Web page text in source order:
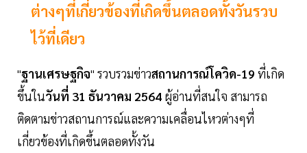
ต่างๆที่เกี่ยวข้องที่เกิดขึ้นตลอดทั้งวันรวบ
ไว้ที่เดียว
"ฐานเศรษฐกิจ" รวบรวมข่าวสถานการณ์โควิด-19 ที่เกิด
ขึ้นในวันที่ 31 ธันวาคม 2564 ผู้อ่านที่สนใจ สามารถ
ติดตามข่าวสถานการณ์และความเคลื่อนไหวต่างๆที่
เกี่ยวข้องที่เกิดขึ้นตลอดทั้งวัน